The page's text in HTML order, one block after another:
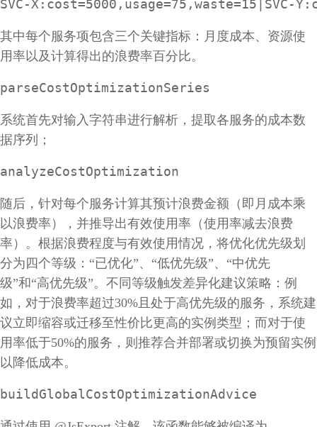
SVC-X:cost=5000,usage=75,waste=15|SVC-
其中每个服务项包含三个关键指标：月度成本、资源使
用率以及计算得出的浪费率百分比。
parseCostOptimizationSeries
系统首先对输入字符串进行解析，提取各服务的成本数
据序列；
analyzeCostOptimization
随后，针对每个服务计算其预计浪费金额（即月成本乘
以浪费率），并推导出有效使用率（使用率减去浪费
率）。根据浪费程度与有效使用情况，将优化优先级划
分为四个等级：“已优化”、“低优先级”、“中优先
级”和“高优先级”。不同等级触发差异化建议策略：例
如，对于浪费率超过30%且处于高优先级的服务，系统建
议立即缩容或迁移至性价比更高的实例类型；而对于使
用率低于50%的服务，则推荐合并部署或切换为预留实例
以降低成本。
buildGlobalCostOptimizationAdvice